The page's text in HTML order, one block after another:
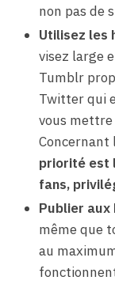
non pas de
Utilisez les
visez large
Tumblr
Twitter qui
vous mettre
Concernant
priorité est
fans,
Publier
même que
au